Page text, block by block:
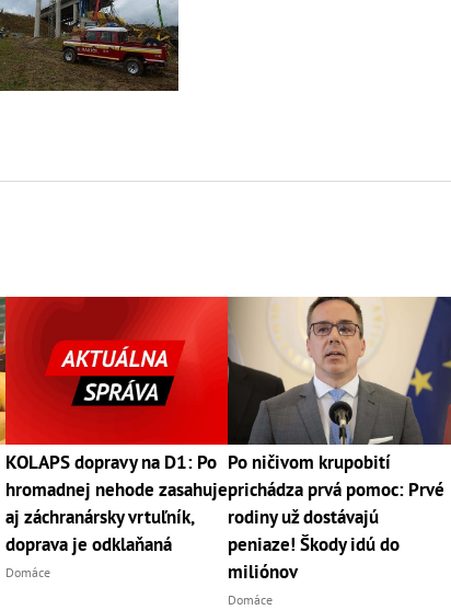
KOLAPS dopravy na D1: Po
hromadnej nehode zasahuje
aj záchranársky vrtuľník,
doprava je odklaňaná
Domáce
Po ničivom krupobití
prichádza prvá pomoc: Prvé
rodiny už dostávajú
peniaze! Škody idú do
miliónov
Domáce